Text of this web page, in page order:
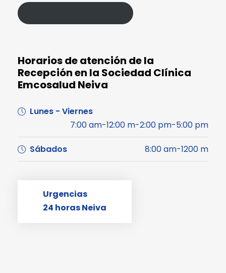
Horarios de atención de la
Recepción en la Sociedad Clínica
Emcosalud Neiva
Lunes - Viernes
7:00 am-12:00 m-2:00 pm-5:00 pm
Sábados 8:00 am-1200 m
Urgencias
24 horas Neiva